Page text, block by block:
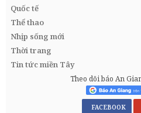
Quốc tế
Thể thao
Nhịp sống mới
Thời trang
Tin tức miền Tây
Theo dõi báo An
FACEBOOK